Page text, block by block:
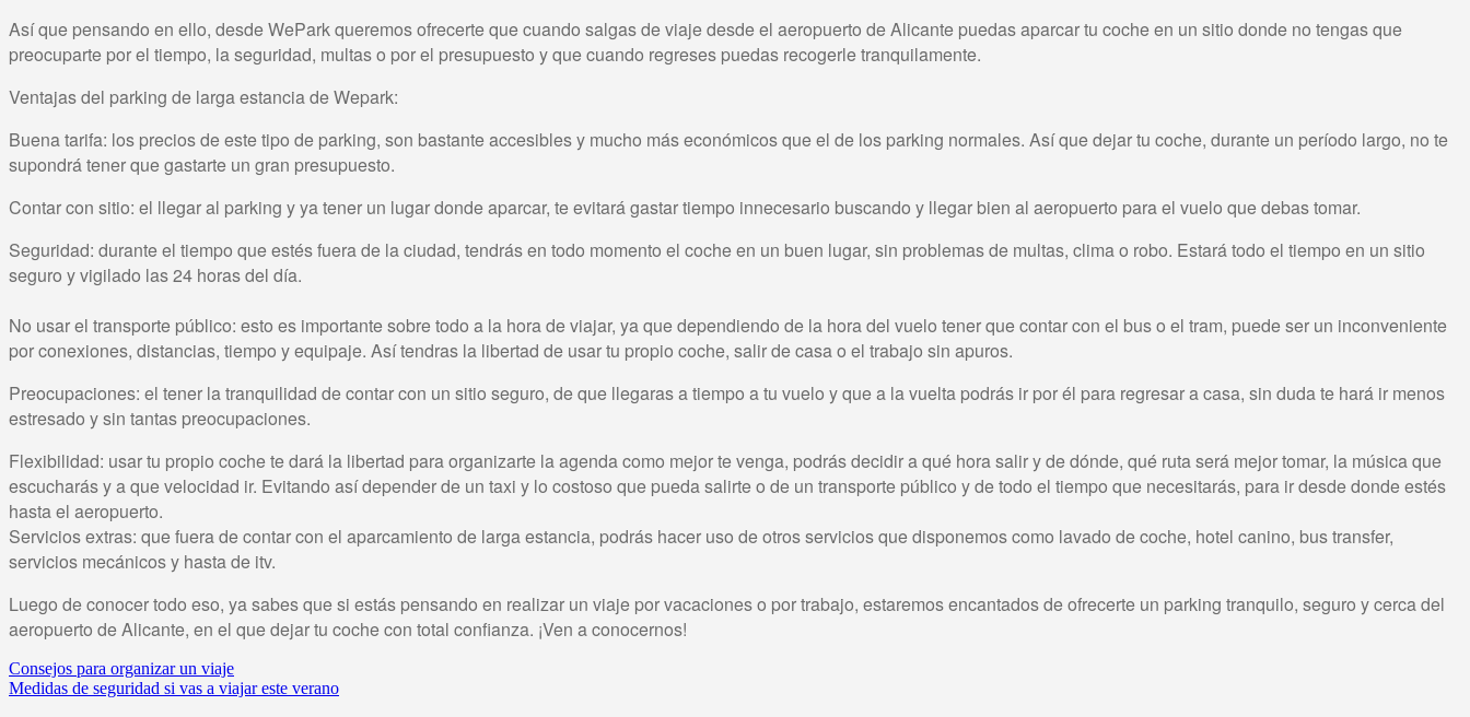
Así que pensando en ello, desde WePark queremos ofrecerte que cuando salgas de viaje desde el aeropuerto de Alicante puedas aparcar tu coche en un sitio donde no tengas que
preocuparte por el tiempo, la seguridad, multas o por el presupuesto y que cuando regreses puedas recogerle tranquilamente.
Ventajas del parking de larga estancia de Wepark:
Buena tarifa: los precios de este tipo de parking, son bastante accesibles y mucho más económicos que el de los parking normales. Así que dejar tu coche, durante un período largo, no te
supondrá tener que gastarte un gran presupuesto.
Contar con sitio: el llegar al parking y ya tener un lugar donde aparcar, te evitará gastar tiempo innecesario buscando y llegar bien al aeropuerto para el vuelo que debas tomar.
Seguridad: durante el tiempo que estés fuera de la ciudad, tendrás en todo momento el coche en un buen lugar, sin problemas de multas, clima o robo. Estará todo el tiempo en un sitio
seguro y vigilado las 24 horas del día.
No usar el transporte público: esto es importante sobre todo a la hora de viajar, ya que dependiendo de la hora del vuelo tener que contar con el bus o el tram, puede ser un inconveniente
por conexiones, distancias, tiempo y equipaje. Así tendras la libertad de usar tu propio coche, salir de casa o el trabajo sin apuros.
Preocupaciones: el tener la tranquilidad de contar con un sitio seguro, de que llegaras a tiempo a tu vuelo y que a la vuelta podrás ir por él para regresar a casa, sin duda te hará ir menos
estresado y sin tantas preocupaciones.
Flexibilidad: usar tu propio coche te dará la libertad para organizarte la agenda como mejor te venga, podrás decidir a qué hora salir y de dónde, qué ruta será mejor tomar, la música que
escucharás y a que velocidad ir. Evitando así depender de un taxi y lo costoso que pueda salirte o de un transporte público y de todo el tiempo que necesitarás, para ir desde donde estés
hasta el aeropuerto.
Servicios extras: que fuera de contar con el aparcamiento de larga estancia, podrás hacer uso de otros servicios que disponemos como lavado de coche, hotel canino, bus transfer,
servicios mecánicos y hasta de itv.
Luego de conocer todo eso, ya sabes que si estás pensando en realizar un viaje por vacaciones o por trabajo, estaremos encantados de ofrecerte un parking tranquilo, seguro y cerca del
aeropuerto de Alicante, en el que dejar tu coche con total confianza. ¡Ven a conocernos!
Consejos para organizar un viaje
Medidas de seguridad si vas a viajar este verano